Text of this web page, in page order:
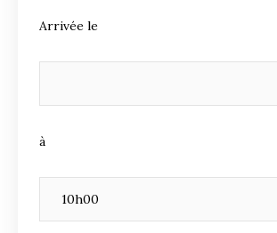
Arrivée le
à